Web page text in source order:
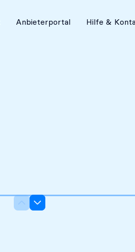
Anbieterportal Hilfe &